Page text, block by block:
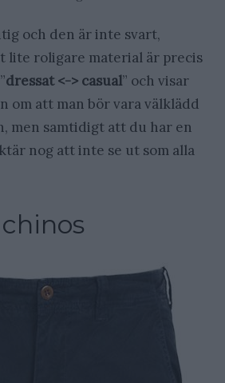
och den är inte svart,
lite roligare material är precis
dressat <-> casual” och visar
om att man bör vara välklädd
men samtidigt att du har en
nog att inte se ut som alla